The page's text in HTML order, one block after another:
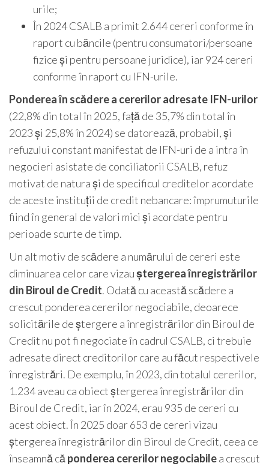
urile;
În 2024 CSALB a primit 2.644 cereri conforme în
raport cu băncile (pentru consumatori/persoane
fizice și pentru persoane juridice), iar 924 cereri
conforme în raport cu IFN-urile.
Ponderea în scădere a cererilor adresate IFN-urilor
(22,8% din total în 2025, față de 35,7% din total în
2023 și 25,8% în 2024) se datorează, probabil, și
refuzului constant manifestat de IFN-uri de a intra în
negocieri asistate de conciliatorii CSALB, refuz
motivat de natura și de specificul creditelor acordate
de aceste instituții de credit nebancare: împrumuturile
fiind în general de valori mici și acordate pentru
perioade scurte de timp.
Un alt motiv de scădere a numărului de cereri este
diminuarea celor care vizauștergerea înregistrărilor
din Biroul de Credit. Odată cu această scădere a
crescut ponderea cererilor negociabile, deoarece
solicitările de ștergere a înregistrărilor din Biroul de
Credit nu pot fi negociate în cadrul CSALB, ci trebuie
adresate direct creditorilor care au făcut respectivele
înregistrări. De exemplu, în 2023, din totalul cererilor,
1.234 aveau ca obiect ștergerea înregistrărilor din
Biroul de Credit, iar în 2024, erau 935 de cereri cu
acest obiect. În 2025 doar 653 de cereri vizau
ștergerea înregistrărilor din Biroul de Credit, ceea ce
înseamnă căponderea cererilor negociabilea crescut